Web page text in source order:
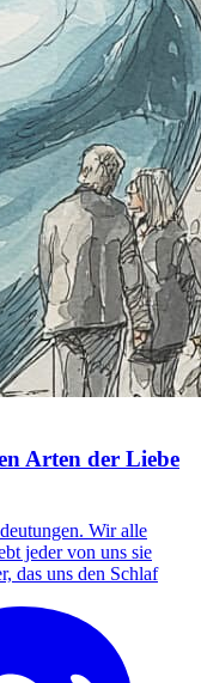
Arten der Liebe
Wir alle
jeder von uns sie
das uns den Schlaf